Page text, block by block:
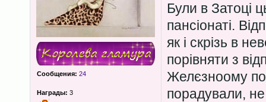
Сообщения: 24
Награды: 3
Були в Затоці
пансіонаті.
як і скрізь в
порівняти з
Желєзноому
порадували, не